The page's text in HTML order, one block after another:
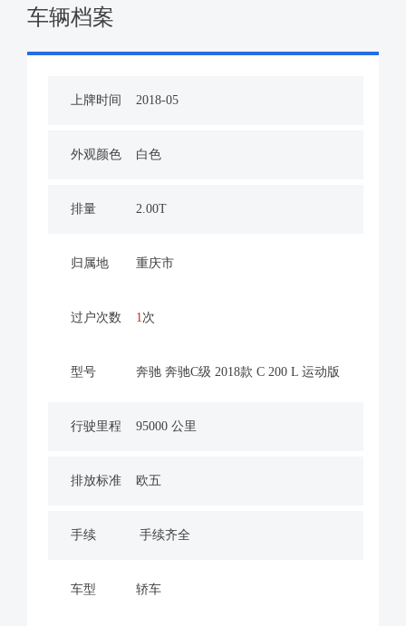
车辆档案
上牌时间 2018-05
外观颜色 白色
排量 2.00T
归属地 重庆市
过户次数 1 次
型号 奔驰 奔驰C级 2018款 C 200 L 运动版
行驶里程 95000 公里
排放标准 欧五
手续 手续齐全
车型 轿车